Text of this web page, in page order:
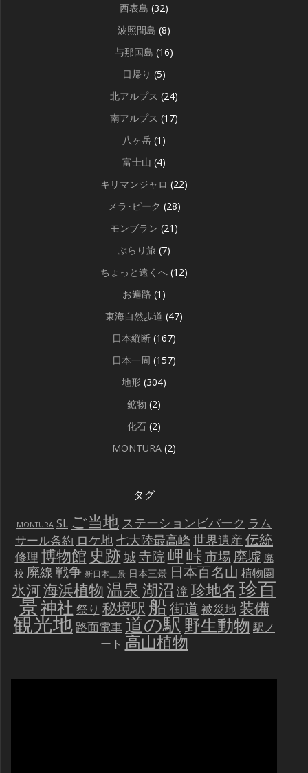
西表島 (32)
波照間島 (8)
与那国島 (16)
日帰り (5)
北アルプス (24)
南アルプス (17)
八ヶ岳 (1)
富士山 (4)
キリマンジャロ (22)
メラ･ピーク (28)
モンブラン (21)
ぶらり旅 (7)
ちょっと遠くへ (12)
お遍路 (1)
東海自然歩道 (47)
日本縦断 (167)
日本一周 (157)
地形 (304)
鉱物 (2)
化石 (2)
MONTURA (2)
タグ
MONTURA SL ご当地 ステーションビバーク ラム
サール条約 ロケ地七大陸最高峰 世界遺産 伝統
修理 博物館 史跡城寺院岬峠市場 廃墟 廃
校 廃線戦争 新日本三景 日本三景 日本百名山 植物園
氷河海浜植物温泉湖沼 滝珍地名 珍百
景神社 祭り 秘境駅船街道 被災地 装備
観光地 路面電車道の駅野生動物 駅ノ
ート 高山植物